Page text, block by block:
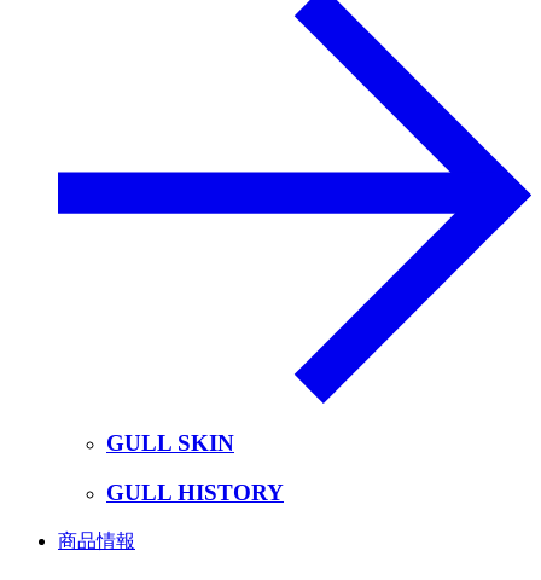
GULL SKIN
GULL HISTORY
商品情報